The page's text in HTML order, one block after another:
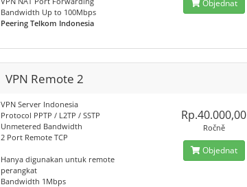
Bandwidth Up to 100Mbps
Peering Telkom Indonesia
Objednat
VPN Remote 2
VPN Server Indonesia
Protocol PPTP / L2TP / SSTP
Unmetered Bandwidth
2 Port Remote TCP
Hanya digunakan untuk remote
perangkat
Bandwidth 1Mbps
Rp.40.000,00
Ročně
Objednat